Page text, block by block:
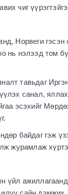
чиг
Норвеги
нь нэлээд том
тавьдаг
санал,
эсэхийг
байдаг гэж
журамлаж
үйл